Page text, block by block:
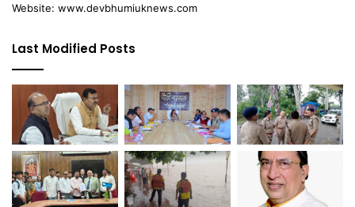
Website: www.devbhumiuknews.com
Last Modified Posts